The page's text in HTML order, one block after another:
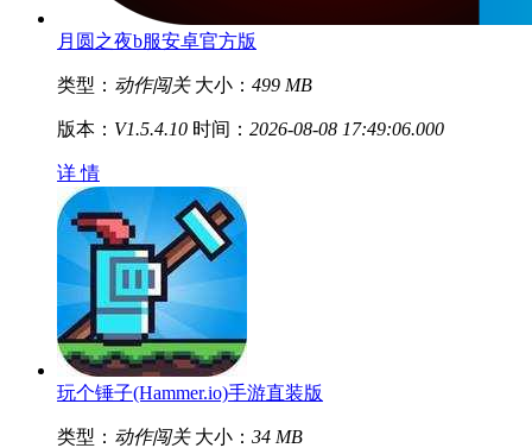
月圆之夜b服安卓官方版
类型： 动作闯关 大小： 499 MB
版本： V1.5.4.10 时间： 2026-08-08 17:49:06.000
详 情
玩个锤子(Hammer.io)手游直装版
类型： 动作闯关 大小： 34 MB